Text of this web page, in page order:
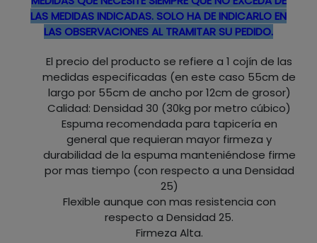
LAS MEDIDAS INDICADAS. SOLO HA DE INDICARLO EN
LAS OBSERVACIONES AL TRAMITAR SU PEDIDO.
El precio del producto se refiere a 1 cojín de las
medidas especificadas (en este caso 55cm de
largo por 55cm de ancho por 12cm de grosor)
Calidad: Densidad 30 (30kg por metro cúbico)
Espuma recomendada para tapicería en
general que requieran mayor firmeza y
durabilidad de la espuma manteniéndose firme
por mas tiempo (con respecto a una Densidad
25)
Flexible aunque con mas resistencia con
respecto a Densidad 25.
Firmeza Alta.